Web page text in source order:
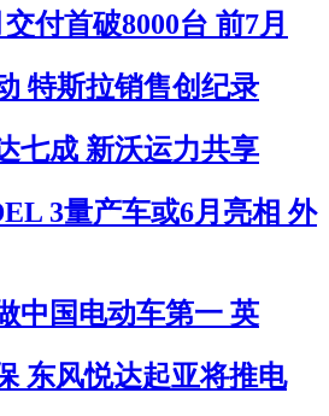
付首破8000台 前7月
特斯拉销售创纪录
七成 新沃运力共享
3量产车或6月亮相 外
中国电动车第一 英
东风悦达起亚将推电